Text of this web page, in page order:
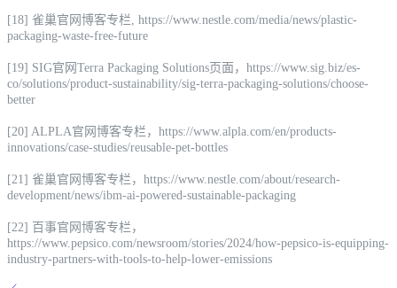
[18] 雀巢官网博客专栏, https://www.nestle.com/media/news/plastic-
packaging-waste-free-future
[19] SIG官网Terra Packaging Solutions页面，https://www.sig.biz/es-
co/solutions/product-sustainability/sig-terra-packaging-solutions/choose-
better
[20] ALPLA官网博客专栏，https://www.alpla.com/en/products-
innovations/case-studies/reusable-pet-bottles
[21] 雀巢官网博客专栏，https://www.nestle.com/about/research-
development/news/ibm-ai-powered-sustainable-packaging
[22] 百事官网博客专栏，
https://www.pepsico.com/newsroom/stories/2024/how-pepsico-is-equipping-
industry-partners-with-tools-to-help-lower-emissions